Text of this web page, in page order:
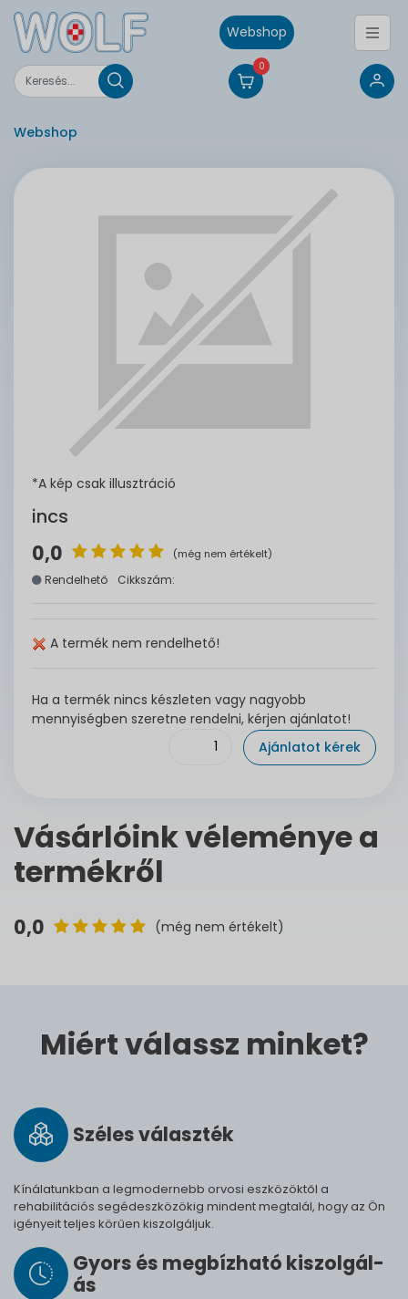
Webshop
0
Webshop
*A kép csak illusztráció
incs
0,0 (még nem értékelt)
Rendelhető Cikkszám:
A termék nem rendelhető!
Ha a termék nincs készleten vagy nagyobb
mennyiségben szeretne rendelni, kérjen ajánlatot!
Ajánlatot kérek
Vásárlóink véleménye a
termékről
0,0 (még nem értékelt)
Miért válassz minket?
Széles vá­lasz­ték
Kínálatunkban a legmodernebb orvosi eszközöktől a
rehabilitációs segédeszközökig mindent megtalál, hogy az Ön
igényeit teljes körűen kiszolgáljuk.
Gyors és meg­bíz­ha­tó ki­szol­gál­
ás